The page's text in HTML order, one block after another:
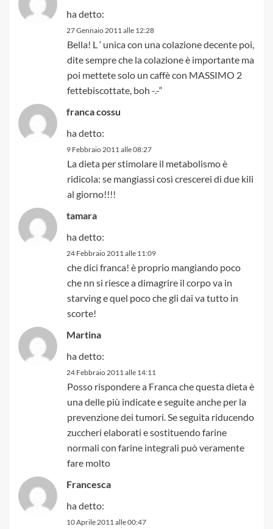
ha detto:
27 Gennaio 2011 alle 12:28
Bella! L ‘ unica con una colazione decente poi,
dite sempre che la colazione è importante ma
poi mettete solo un caffè con MASSIMO 2
fettebiscottate, boh -.-“
franca cossu
ha detto:
9 Febbraio 2011 alle 08:27
La dieta per stimolare il metabolismo è
ridicola: se mangiassi così crescerei di due kili
al giorno!!!!
tamara
ha detto:
24 Febbraio 2011 alle 11:09
che dici franca! è proprio mangiando poco
che nn si riesce a dimagrire il corpo va in
starving e quel poco che gli dai va tutto in
scorte!
Martina
ha detto:
24 Febbraio 2011 alle 14:11
Posso rispondere a Franca che questa dieta è
una delle più indicate e seguite anche per la
prevenzione dei tumori. Se seguita riducendo
zuccheri elaborati e sostituendo farine
normali con farine integrali può veramente
fare molto
Francesca
ha detto:
10 Aprile 2011 alle 00:47